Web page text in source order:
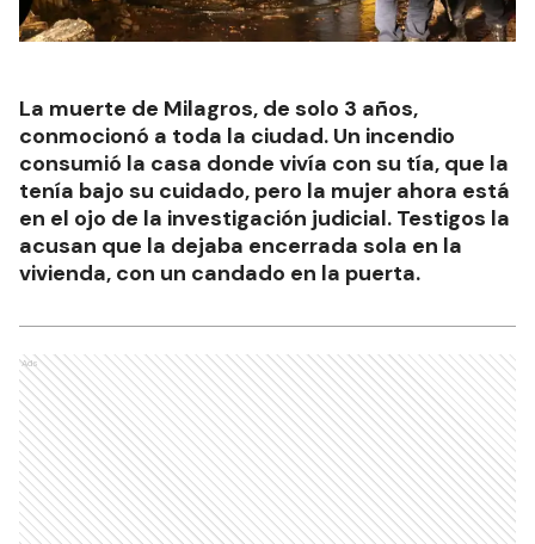
La muerte de Milagros, de solo 3 años,
conmocionó a toda la ciudad. Un incendio
consumió la casa donde vivía con su tía, que la
tenía bajo su cuidado, pero la mujer ahora está
en el ojo de la investigación judicial. Testigos la
acusan que la dejaba encerrada sola en la
vivienda, con un candado en la puerta.
Ads